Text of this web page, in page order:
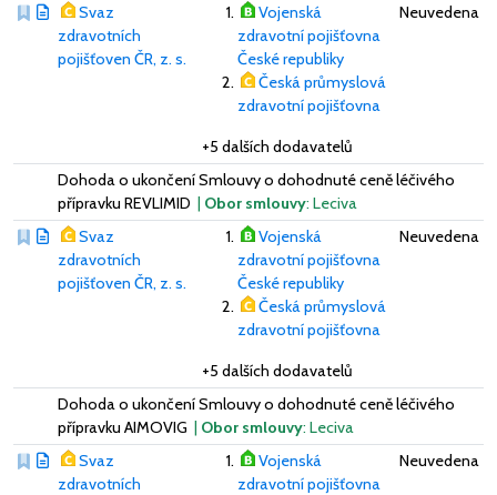
Svaz
zdravotních
pojišťoven ČR, z. s.
Vojenská
zdravotní pojišťovna
České republiky
Česká průmyslová
zdravotní pojišťovna
+5 dalších dodavatelů
Neuvedena
Dohoda o ukončení Smlouvy o dohodnuté ceně léčivého
přípravku REVLIMID | Obor smlouvy: Leciva
Svaz
zdravotních
pojišťoven ČR, z. s.
Vojenská
zdravotní pojišťovna
České republiky
Česká průmyslová
zdravotní pojišťovna
+5 dalších dodavatelů
Neuvedena
Dohoda o ukončení Smlouvy o dohodnuté ceně léčivého
přípravku AIMOVIG | Obor smlouvy: Leciva
Svaz
zdravotních
Vojenská
zdravotní pojišťovna
Neuvedena